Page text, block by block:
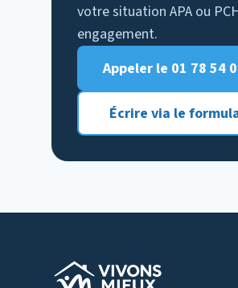
votre situation APA ou
engagement.
Appeler le 01 78 54
Écrire via le